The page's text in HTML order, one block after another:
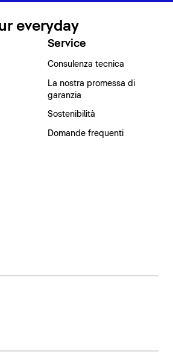
everyday
Service
Consulenza tecnica
La nostra promessa di
garanzia
Sostenibilità
Domande frequenti